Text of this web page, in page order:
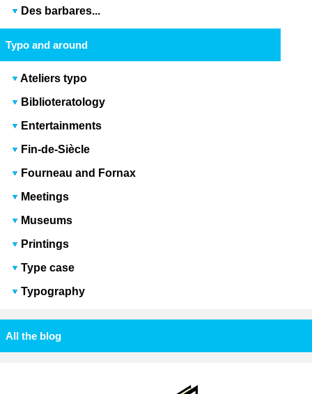
Des barbares...
Typo and around
Ateliers typo
Biblioteratology
Entertainments
Fin-de-Siècle
Fourneau and Fornax
Meetings
Museums
Printings
Type case
Typography
All the blog